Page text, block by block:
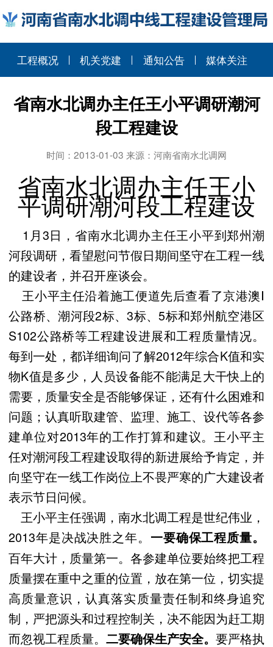
工程概况 机关党建 通知公告 媒体关注
省南水北调办主任王小平调研潮河
段工程建设
时间：2013-01-03 来源：河南省南水北调网
省南水北调办主任王小
平调研潮河段工程建设
1月3日，省南水北调办主任王小平到郑州潮
河段调研，看望慰问节假日期间坚守在工程一线
的建设者，并召开座谈会。
王小平主任沿着施工便道先后查看了京港澳Ⅰ
公路桥、潮河段2标、3标、5标和郑州航空港区
S102公路桥等工程建设进展和工程质量情况。
每到一处，都详细询问了解2012年综合K值和实
物K值是多少，人员设备能不能满足大干快上的
需要，质量安全是否能够保证，还有什么困难和
问题；认真听取建管、监理、施工、设代等各参
建单位对2013年的工作打算和建议。王小平主
任对潮河段工程建设取得的新进展给予肯定，并
向坚守在一线工作岗位上不畏严寒的广大建设者
表示节日问候。
王小平主任强调，南水北调工程是世纪伟业，
2013年是决战决胜之年。 一要确保工程质量。
百年大计，质量第一。各参建单位要始终把工程
质量摆在重中之重的位置，放在第一位，切实提
高质量意识，认真落实质量责任制和终身追究
制，严把源头和过程控制关，决不能因为赶工期
而忽视工程质量。 二要确保生产安全。 要严格执